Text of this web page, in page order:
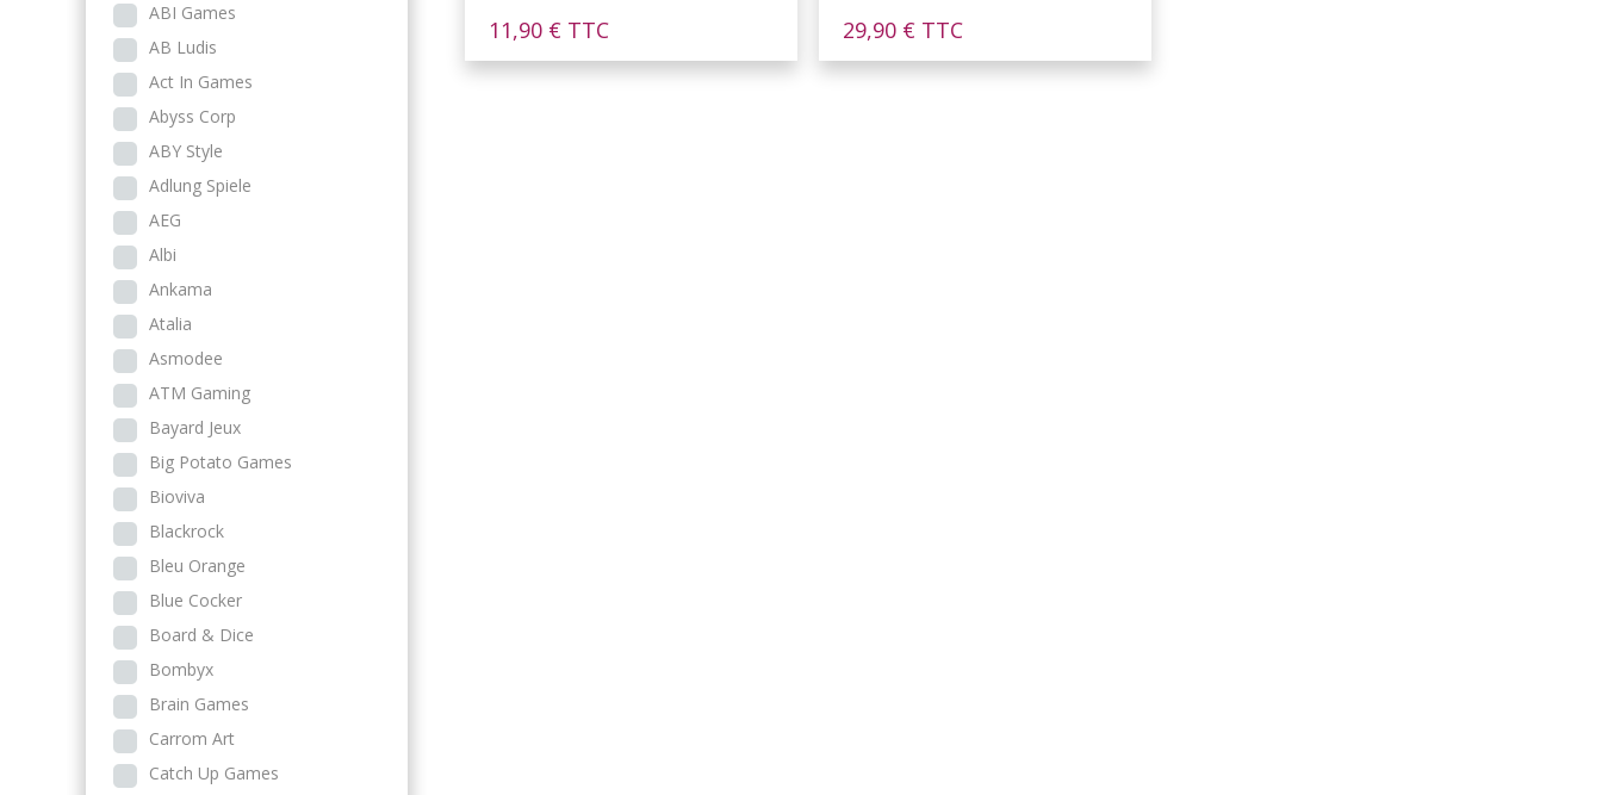
11,90 € TTC 29,90 € TTC
ABI Games
AB Ludis
Act In Games
Abyss Corp
ABY Style
Adlung Spiele
AEG
Albi
Ankama
Atalia
Asmodee
ATM Gaming
Bayard Jeux
Big Potato Games
Bioviva
Blackrock
Bleu Orange
Blue Cocker
Board & Dice
Bombyx
Brain Games
Carrom Art
Catch Up Games